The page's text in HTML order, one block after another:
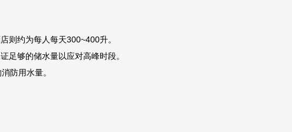
则约为每人每天300~400升。
足够的储水量以应对高峰时段。
防用水量。